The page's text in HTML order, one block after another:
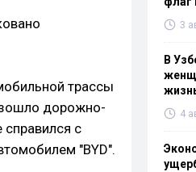
трассы
дорожно-
справился с
"BYD".
3
В
4